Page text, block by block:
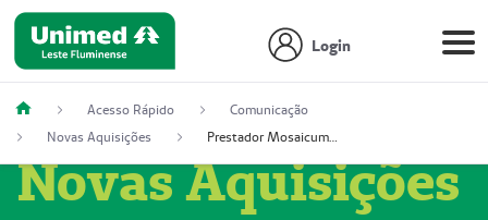
Login
Acesso Rápido
Comunicação
Novas Aquisições
Prestador Mosaicum Espaço Clínico Eireli (51004355-5)
Novas Aquisições